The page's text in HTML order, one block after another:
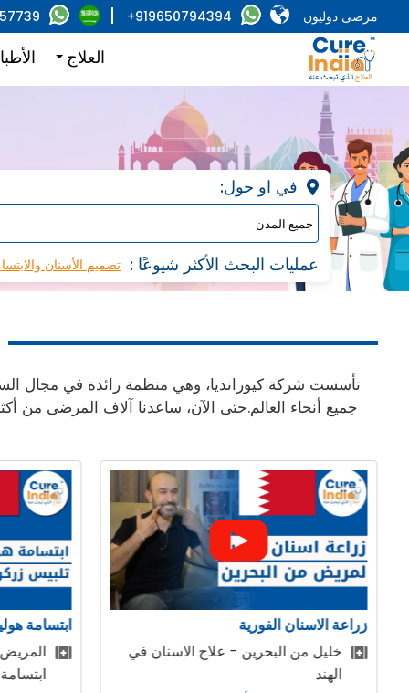
مرضى دوليون +919650794394
العلاج
: عمليات البحث الأكثر شيوعًا تصميم الأسنان
تأسست شركة كيورانديا، وهي منظمة رائدة في مجال
الاسنان في
ابتسامة هوليوود ، تصميم الابتسامة
المريض من البحرين تحصل على